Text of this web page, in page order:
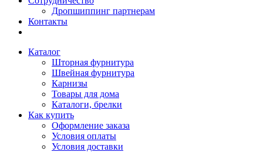
Дропшиппинг партнерам
Контакты
Каталог
Шторная фурнитура
Швейная фурнитура
Карнизы
Товары для дома
Каталоги, брелки
Как купить
Оформление заказа
Условия оплаты
Условия доставки